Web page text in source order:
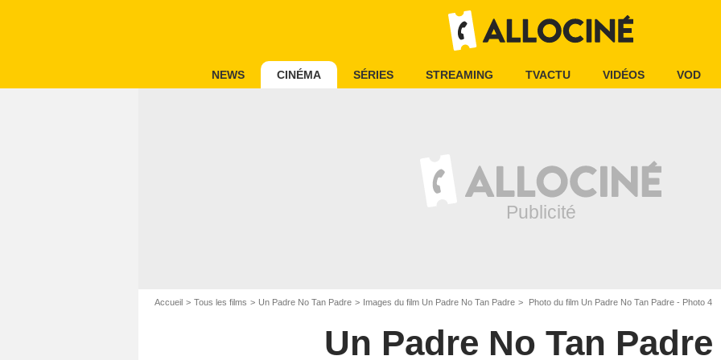
NEWS CINÉMA SÉRIES STREAMING TVACTU VIDÉOS VOD
Accueil Tous les films Un Padre No Tan Padre Images du film Un Padre No Tan Padre Photo du film Un Padre No Tan Padre - Photo 4
Un Padre No Tan Padre